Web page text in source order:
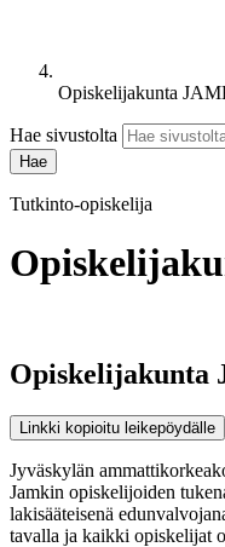
Opiskelijakunta
Hae sivustolta
Tutkinto-opiskelija
Opiskelijakunta
Linkki kopioitu leikepöydälle
Jyväskylän
Jamkin opiskelijoiden
lakisääteisenä
tavalla ja kaikki opiskelijat